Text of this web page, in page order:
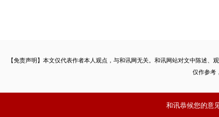
【免责声明】本文仅代表作者本人观点，与和讯网无关。和讯网站对文中陈述
仅作参考
和讯恭候您的意